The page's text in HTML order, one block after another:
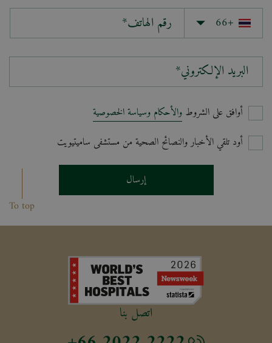
البريد الإلكتروني*
أوافق على الشروط والأحكام وسياسة الخصوصية
أود تلقي الأخبار والنصائح الصحية من مستشفى ساميتيويت
إرسال
To top
اتصل بنا